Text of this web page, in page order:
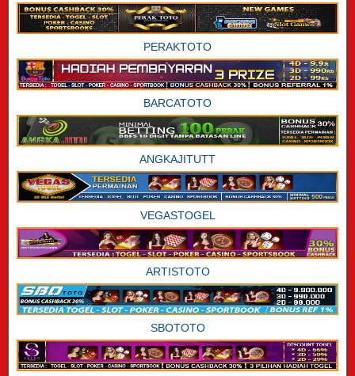
PERAKTOTO
BARCATOTO
ANGKAJITUTT
VEGASTOGEL
ARTISTOTO
SBOTOTO